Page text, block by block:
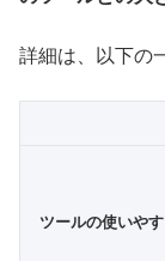
詳細は、以下の
ツールの使いやす